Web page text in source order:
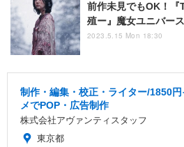
前作未見でもOK！
殖ー』魔女ユニバー
2023.5.15 Mon 18:30
制作・編集・校正・ライター/1850
メでPOP・広告制作
株式会社アヴァンティスタッフ
東京都